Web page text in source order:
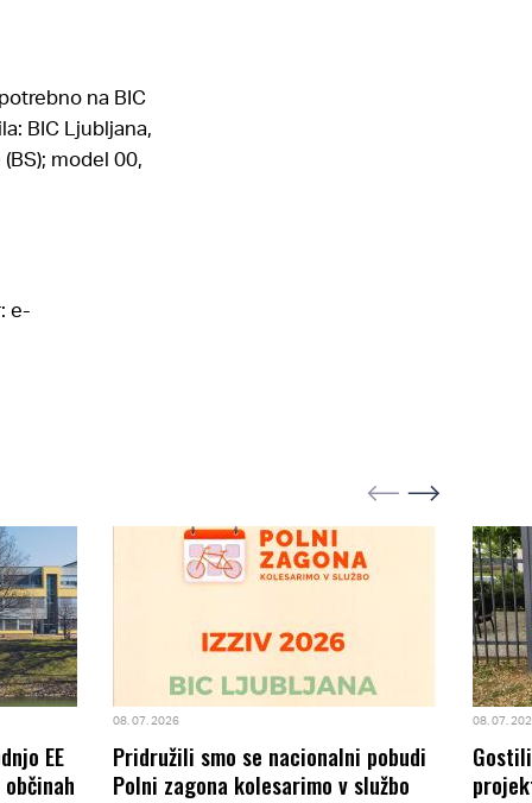
na BIC
BIC Ljubljana,
model 00,
e-
EE
08. 07. 2026
Pridružili smo se nacionalni pobudi
Polni zagona kolesarimo v službo
08. 07.